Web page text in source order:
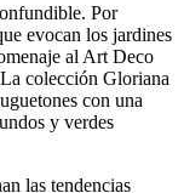
Por
evocan los jardines
al Art Deco
colección Gloriana
con una
y verdes
las tendencias